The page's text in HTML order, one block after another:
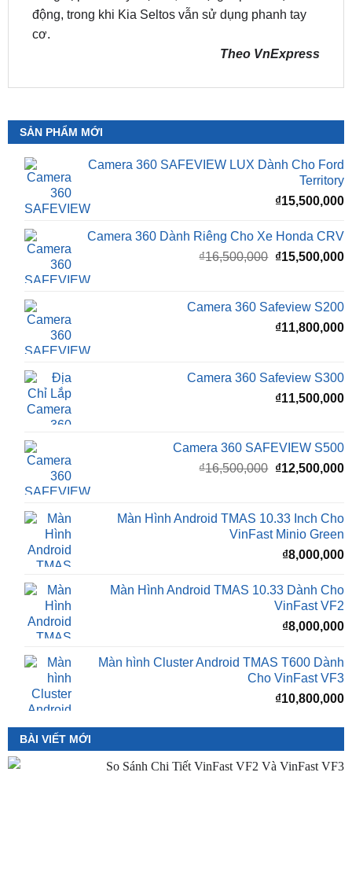
động, trong khi Kia Seltos vẫn sử dụng phanh tay
cơ.
Theo VnExpress
SẢN PHẨM MỚI
Camera 360 SAFEVIEW LUX Dành Cho Ford
Territory
₫15,500,000
Camera 360 Dành Riêng Cho Xe Honda CRV
₫16,500,000 Giá
₫16,500,000.
₫15,500,000
Camera 360 Safeview S200
₫11,800,000
Camera 360 Safeview S300
₫11,500,000
Camera 360 SAFEVIEW S500
₫16,500,000 Giá
₫16,500,000.
₫12,500,000
Màn Hình Android TMAS 10.33 Inch Cho
VinFast Minio Green
₫8,000,000
Màn Hình Android TMAS 10.33 Dành Cho
VinFast VF2
₫8,000,000
Màn hình Cluster Android TMAS T600 Dành
Cho VinFast VF3
₫10,800,000
BÀI VIẾT MỚI